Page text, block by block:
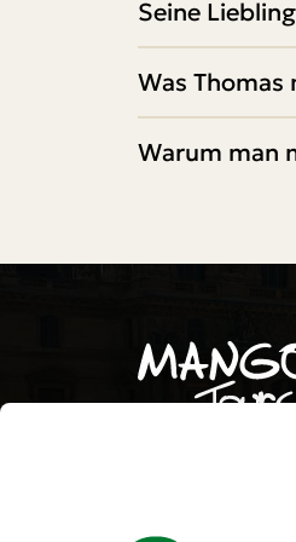
Seine
Was
Warum man